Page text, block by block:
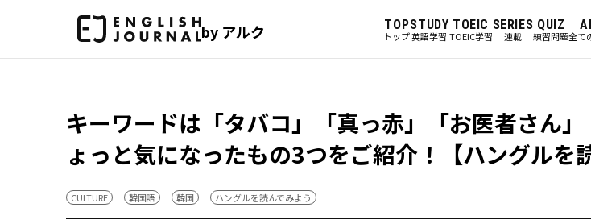
by アルク TOP
トップ
STUDY
英語学習
TOEIC
TOEIC学習
SERIES
連載
QUIZ
練習問題全て
キーワードは「タバコ」「真っ赤」「お医者さん
ょっと気になったもの3つをご紹介！【ハングルを
CULTURE 韓国語 韓国 ハングルを読んでみよう